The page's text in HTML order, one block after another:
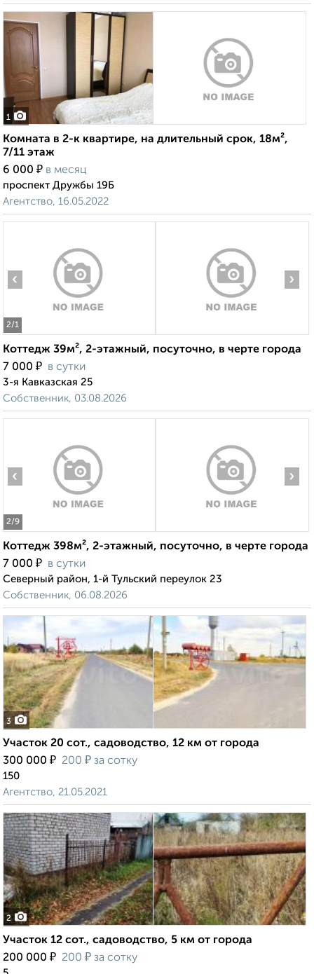
1
Комната в 2-к квартире, на длительный срок, 18м²,
7/11 этаж
6 000 ₽ в месяц
проспект Дружбы 19Б
Агентство, 16.05.2022
2/1
‹ ›
Коттедж 39м², 2-этажный, посуточно, в черте города
7 000 ₽ в сутки
3-я Кавказская 25
Собственник, 03.08.2026
2/9
‹ ›
Коттедж 398м², 2-этажный, посуточно, в черте города
7 000 ₽ в сутки
Северный район, 1-й Тульский переулок 23
Собственник, 06.08.2026
3
Участок 20 сот., садоводство, 12 км от города
300 000 ₽ 200 ₽ за сотку
150
Агентство, 21.05.2021
2
Участок 12 сот., садоводство, 5 км от города
200 000 ₽ 200 ₽ за сотку